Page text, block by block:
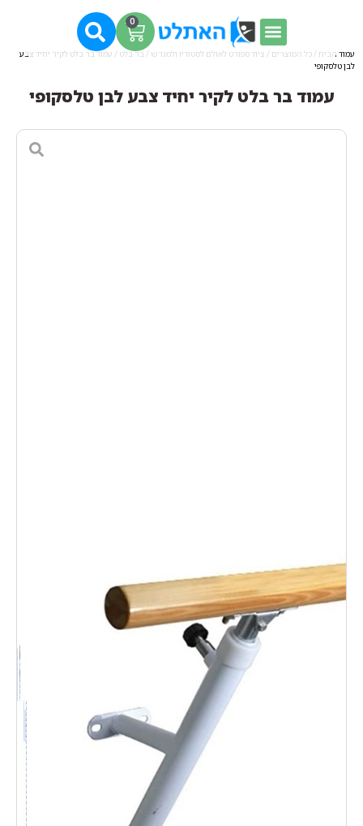
0
עמוד הבית / כל המוצרים / ציוד ספורט לאולם לסטודיו ולמגרש / בר בלט / עמוד בר בלט לקיר יחיד צבע
לבן טלסקופי
עמוד בר בלט לקיר יחיד צבע לבן טלסקופי